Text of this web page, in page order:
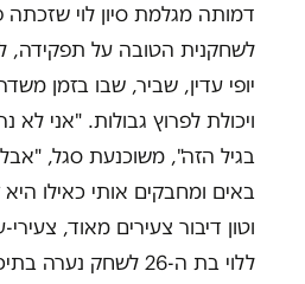
דמותה מגלמת סיון לוי
לשחקנית הטובה על תפקידה,
יופי עדין, שביר, שבו בזמן
ויכולת לפרוץ גבולות. "אני לא
בגיל הזה", משוכנעת סגל,
באים ומחבקים אותי כאילו
וטון דיבור צעירים מאוד,
ללוי בת ה-26 לשחק